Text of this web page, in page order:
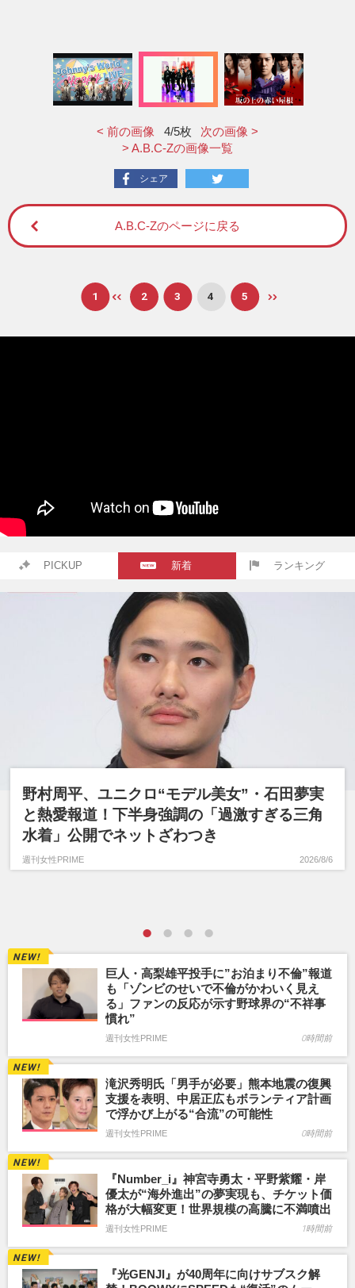
< 前の画像 4/5枚
次の画像 >
> A.B.C-Zの画像一覧
シェア
A.B.C-Zのページに戻る
1 2 3 4 5
PICKUP 新着 ランキング
野村周平、ユニクロ“モデル美女”・石田夢実
と熱愛報道！下半身強調の「過激すぎる三角
水着」公開でネットざわつき
週刊女性PRIME 2026/8/6
巨人・高梨雄平投手に”お泊まり不倫”報道
も「ゾンビのせいで不倫がかわいく見え
る」ファンの反応が示す野球界の“不祥事
慣れ”
週刊女性PRIME 0時間前
滝沢秀明氏「男手が必要」熊本地震の復興
支援を表明、中居正広もボランティア計画
で浮かび上がる“合流”の可能性
週刊女性PRIME 0時間前
『Number_i』神宮寺勇太・平野紫耀・岸
優太が“海外進出”の夢実現も、チケット価
格が大幅変更！世界規模の高騰に不満噴出
週刊女性PRIME 1時間前
『光GENJI』が40周年に向けサブスク解